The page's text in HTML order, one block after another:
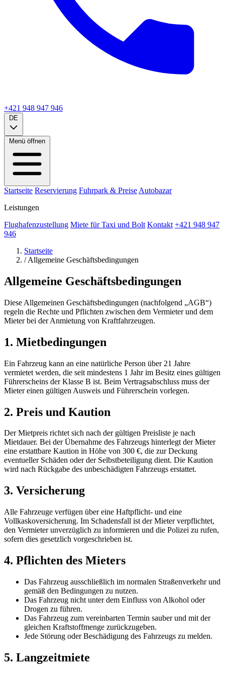
+421 948 947 946
DE
Menü öffnen
Startseite Reservierung Fuhrpark & Preise Autobazar
Leistungen
Flughafenzustellung Miete für Taxi und Bolt Kontakt +421 948 947
946
Startseite
/ Allgemeine Geschäftsbedingungen
Allgemeine Geschäftsbedingungen
Diese Allgemeinen Geschäftsbedingungen (nachfolgend „AGB“)
regeln die Rechte und Pflichten zwischen dem Vermieter und dem
Mieter bei der Anmietung von Kraftfahrzeugen.
1. Mietbedingungen
Ein Fahrzeug kann an eine natürliche Person über 21 Jahre
vermietet werden, die seit mindestens 1 Jahr im Besitz eines gültigen
Führerscheins der Klasse B ist. Beim Vertragsabschluss muss der
Mieter einen gültigen Ausweis und Führerschein vorlegen.
2. Preis und Kaution
Der Mietpreis richtet sich nach der gültigen Preisliste je nach
Mietdauer. Bei der Übernahme des Fahrzeugs hinterlegt der Mieter
eine erstattbare Kaution in Höhe von 300 €, die zur Deckung
eventueller Schäden oder der Selbstbeteiligung dient. Die Kaution
wird nach Rückgabe des unbeschädigten Fahrzeugs erstattet.
3. Versicherung
Alle Fahrzeuge verfügen über eine Haftpflicht- und eine
Vollkaskoversicherung. Im Schadensfall ist der Mieter verpflichtet,
den Vermieter unverzüglich zu informieren und die Polizei zu rufen,
sofern dies gesetzlich vorgeschrieben ist.
4. Pflichten des Mieters
Das Fahrzeug ausschließlich im normalen Straßenverkehr und
gemäß den Bedingungen zu nutzen.
Das Fahrzeug nicht unter dem Einfluss von Alkohol oder
Drogen zu führen.
Das Fahrzeug zum vereinbarten Termin sauber und mit der
gleichen Kraftstoffmenge zurückzugeben.
Jede Störung oder Beschädigung des Fahrzeugs zu melden.
5. Langzeitmiete